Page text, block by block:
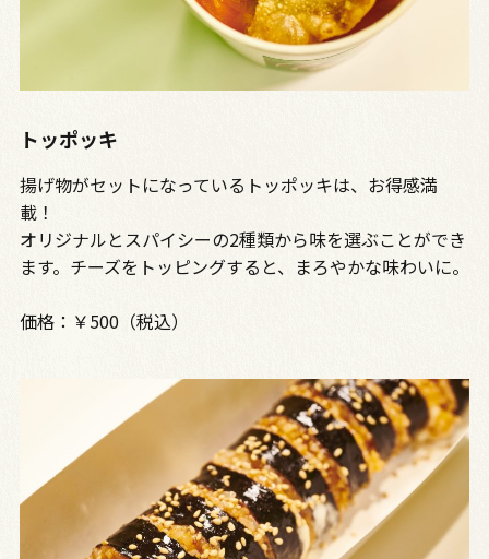
トッポッキ
揚げ物がセットになっているトッポッキは、お得感満
載！
オリジナルとスパイシーの2種類から味を選ぶことができ
ます。チーズをトッピングすると、まろやかな味わいに。
価格：￥500（税込）